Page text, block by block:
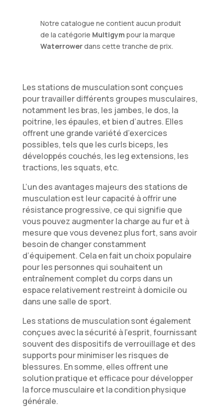
Notre catalogue ne contient aucun produit
de la catégorie Multigym pour la marque
Waterrowerdans cette tranche de prix.
Les stations de musculation sont conçues
pour travailler différents groupes musculaires,
notamment les bras, les jambes, le dos, la
poitrine, les épaules, et bien d’autres. Elles
offrent une grande variété d’exercices
possibles, tels que les curls biceps, les
développés couchés, les leg extensions, les
tractions, les squats, etc.
L’un des avantages majeurs des stations de
musculation est leur capacité à offrir une
résistance progressive, ce qui signifie que
vous pouvez augmenter la charge au fur et à
mesure que vous devenez plus fort, sans avoir
besoin de changer constamment
d’équipement. Cela en fait un choix populaire
pour les personnes qui souhaitent un
entraînement complet du corps dans un
espace relativement restreint à domicile ou
dans une salle de sport.
Les stations de musculation sont également
conçues avec la sécurité à l’esprit, fournissant
souvent des dispositifs de verrouillage et des
supports pour minimiser les risques de
blessures. En somme, elles offrent une
solution pratique et efficace pour développer
la force musculaire et la condition physique
générale.